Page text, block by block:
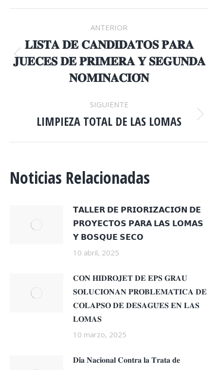
FacebookTwitterLinkedInPinterestWhatsApp
NAVEGACIÓN
ENTRE
PUBLICACIONES
ANTERIOR
Publicación
anterior:
𝐋𝐈𝐒𝐓𝐀 𝐃𝐄 𝐂𝐀𝐍𝐃𝐈𝐃𝐀𝐓𝐎𝐒 𝐏𝐀𝐑𝐀
𝐉𝐔𝐄𝐂𝐄𝐒 𝐃𝐄 𝐏𝐑𝐈𝐌𝐄𝐑𝐀 𝐘 𝐒𝐄𝐆𝐔𝐍𝐃𝐀
𝐍𝐎𝐌𝐈𝐍𝐀𝐂𝐈𝐎́𝐍
SIGUIENTE
Publicación
LIMPIEZA TOTAL DE LAS LOMAS
Noticias Relacionadas
𝗧𝗔𝗟𝗟𝗘𝗥 𝗗𝗘 𝗣𝗥𝗜𝗢𝗥𝗜𝗭𝗔𝗖𝗜𝗢́𝗡 𝗗𝗘
𝗣𝗥𝗢𝗬𝗘𝗖𝗧𝗢𝗦 𝗣𝗔𝗥𝗔 𝗟𝗔𝗦 𝗟𝗢𝗠𝗔𝗦
𝗬 𝗕𝗢𝗦𝗤𝗨𝗘 𝗦𝗘𝗖𝗢
10 abril, 2025
𝐂𝐎𝐍 𝐇𝐈𝐃𝐑𝐎𝐉𝐄𝐓 𝐃𝐄 𝐄𝐏𝐒 𝐆𝐑𝐀𝐔
𝐒𝐎𝐋𝐔𝐂𝐈𝐎𝐍𝐀𝐍 𝐏𝐑𝐎𝐁𝐋𝐄𝐌𝐀́𝐓𝐈𝐂𝐀 𝐃𝐄
𝐂𝐎𝐋𝐀𝐏𝐒𝐎 𝐃𝐄 𝐃𝐄𝐒𝐀𝐆𝐔̈𝐄𝐒 𝐄𝐍 𝐋𝐀𝐒
𝐋𝐎𝐌𝐀𝐒
10 marzo, 2025
𝐃𝐢́𝐚 𝐍𝐚𝐜𝐢𝐨𝐧𝐚𝐥 𝐂𝐨𝐧𝐭𝐫𝐚 𝐥𝐚 𝐓𝐫𝐚𝐭𝐚 𝐝𝐞